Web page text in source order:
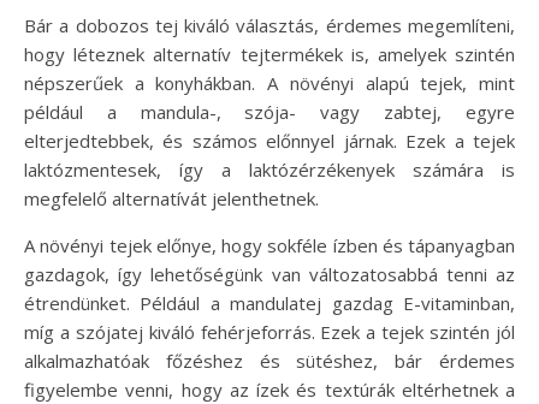
Bár a dobozos tej kiváló választás, érdemes megemlíteni,
hogy léteznek alternatív tejtermékek is, amelyek szintén
népszerűek a konyhákban. A növényi alapú tejek, mint
például a mandula-, szója- vagy zabtej, egyre
elterjedtebbek, és számos előnnyel járnak. Ezek a tejek
laktózmentesek, így a laktózérzékenyek számára is
megfelelő alternatívát jelenthetnek.
A növényi tejek előnye, hogy sokféle ízben és tápanyagban
gazdagok, így lehetőségünk van változatosabbá tenni az
étrendünket. Például a mandulatej gazdag E-vitaminban,
míg a szójatej kiváló fehérjeforrás. Ezek a tejek szintén jól
alkalmazhatóak főzéshez és sütéshez, bár érdemes
figyelembe venni, hogy az ízek és textúrák eltérhetnek a